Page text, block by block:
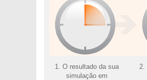
1. O resultado da sua
simulação em
2.